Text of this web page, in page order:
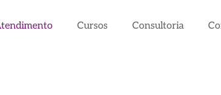
Cursos Consultoria